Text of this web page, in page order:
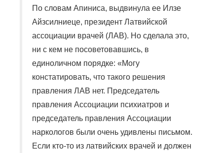
По словам Апиниса, выдвинула ее Илзе
Айзсилниеце, президент Латвийской
ассоциации врачей (ЛАВ). Но сделала это,
ни с кем не посоветовавшись, в
единоличном порядке: «Могу
констатировать, что такого решения
правления ЛАВ нет. Председатель
правления Ассоциации психиатров и
председатель правления Ассоциации
наркологов были очень удивлены письмом.
Если кто-то из латвийских врачей и должен